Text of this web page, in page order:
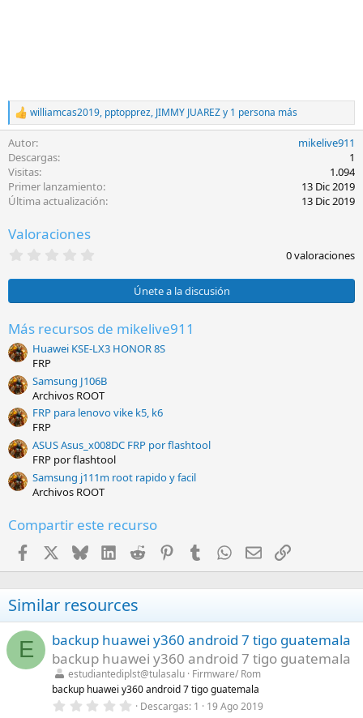
R
e
a
c
c
i
o
n
s
williamcas2019, pptopprez, JIMMY JUAREZy 1 persona más
Autor
mikelive911
Descargas
1
Visitas
1.094
Primer lanzamiento
13 Dic 2019
Última actualización
13 Dic 2019
Valoraciones
0
e
t
r
e
l
a
(
s
0 valoraciones
Únete a la discusión
Más recursos de mikelive911
Huawei KSE-LX3 HONOR 8S
FRP
Samsung J106B
Archivos ROOT
FRP para lenovo vike k5, k6
FRP
ASUS Asus_x008DC FRP por flashtool
FRP por flashtool
Samsung j111m root rapido y facil
Archivos ROOT
Compartir este recurso
Facebook BlueskyLinkedInReddit PinterestTumblr WhatsApp
EmailEnlace
Similar resources
E
backup huawei y360 android 7 tigo guatemala
backup huawei y360 android 7 tigo guatemala
estudiantediplst@tulasalu Firmware/ Rom
backup huawei y360 android 7 tigo guatemala
0 Descargas 1 19 Ago 2019